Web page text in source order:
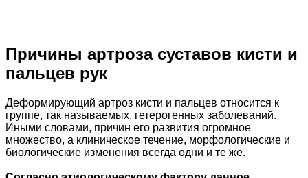
Причины артроза суставов кисти и
пальцев рук
Деформирующий артроз кисти и пальцев относится к
группе, так называемых, гетерогенных заболеваний.
Иными словами, причин его развития огромное
множество, а клиническое течение, морфологические и
биологические изменения всегда одни и те же.